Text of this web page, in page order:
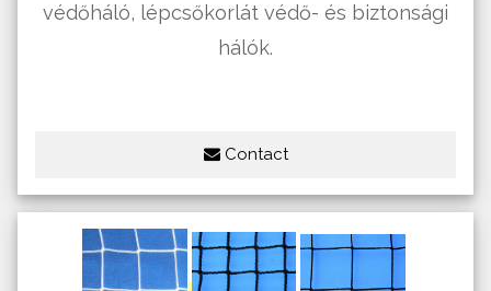
védőháló, lépcsőkorlát védő- és biztonsági
hálók.
Contact